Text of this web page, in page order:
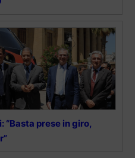
“Basta prese in giro,